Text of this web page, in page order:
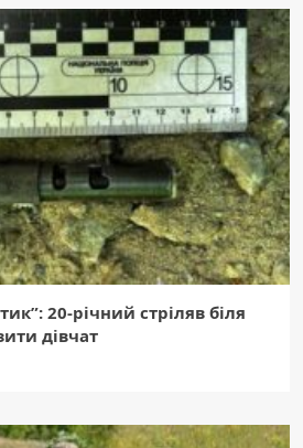
20-річний стріляв біля
дівчат